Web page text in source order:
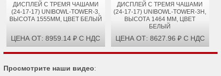
ДИСПЛЕЙ С ТРЕМЯ ЧАШАМИ
(24-17-17) UNIBOWL-TOWER-3,
ВЫСОТА 1555ММ, ЦВЕТ БЕЛЫЙ
ЦЕНА ОТ: 8959.14 ₽ С НДС
ДИСПЛЕЙ С ТРЕМЯ ЧАШАМИ
(24-17-17) UNIBOWL-TOWER-3H,
ВЫСОТА 1464 ММ, ЦВЕТ
БЕЛЫЙ
ЦЕНА ОТ: 8627.96 ₽ С НДС
Просмотрите наши видео: